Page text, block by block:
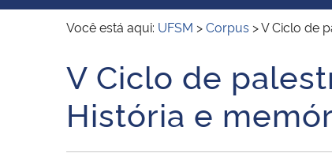
Institucional
Você está aqui: UFSM >Corpus >V Ciclo de
Início do conteúdo
V Ciclo de
História e